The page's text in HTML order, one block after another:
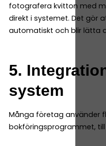
fotografera kvitton med
direkt i systemet. Det gör
automatiskt och blir lätta
5.
system
Många företag använder
bokföringsprogrammet, till